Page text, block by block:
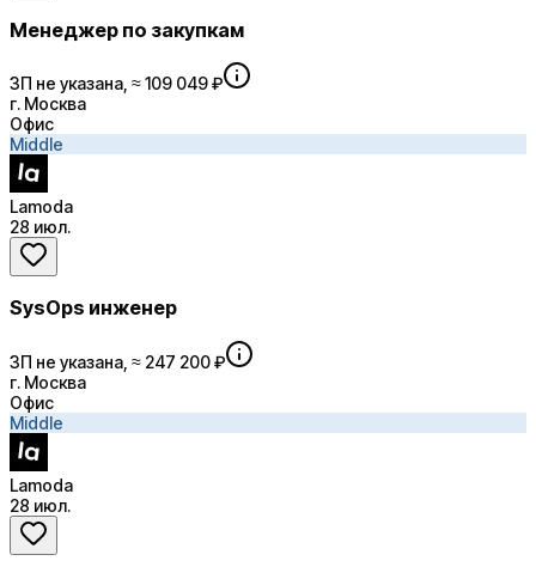
Менеджер по закупкам
ЗП не указана, ≈ 109 049 ₽
г. Москва
Офис
Middle
Lamoda
28 июл.
SysOps инженер
ЗП не указана, ≈ 247 200 ₽
г. Москва
Офис
Middle
Lamoda
28 июл.